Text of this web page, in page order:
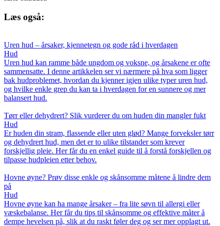
Læs også:
Uren hud – årsaker, kjennetegn og gode råd i hverdagen
Hud
Uren hud kan ramme både ungdom og voksne, og årsakene er ofte
sammensatte. I denne artikkelen ser vi nærmere på hva som ligger
bak hudproblemet, hvordan du kjenner igjen ulike typer uren hud,
og hvilke enkle grep du kan ta i hverdagen for en sunnere og mer
balansert hud.
Tørr eller dehydrert? Slik vurderer du om huden din mangler fukt
Hud
Er huden din stram, flassende eller uten glød? Mange forveksler tørr
og dehydrert hud, men det er to ulike tilstander som krever
forskjellig pleie. Her får du en enkel guide til å forstå forskjellen og
tilpasse hudpleien etter behov.
Hovne øyne? Prøv disse enkle og skånsomme måtene å lindre dem
på
Hud
Hovne øyne kan ha mange årsaker – fra lite søvn til allergi eller
væskebalanse. Her får du tips til skånsomme og effektive måter å
dempe hevelsen på, slik at du raskt føler deg og ser mer opplagt ut.